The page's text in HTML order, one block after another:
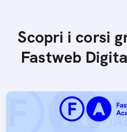
Scopri i corsi
Fastweb